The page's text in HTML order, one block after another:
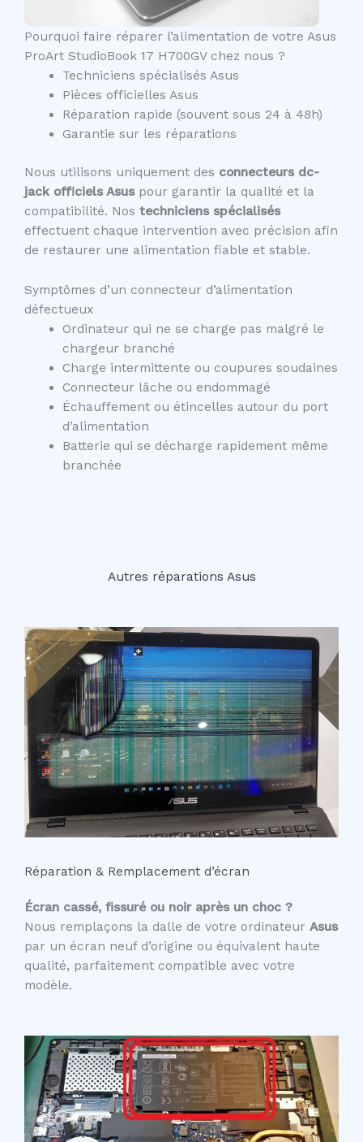
Pourquoi faire réparer l’alimentation de votre Asus
ProArt StudioBook 17 H700GV chez nous ?
Techniciens spécialisés Asus
Pièces officielles Asus
Réparation rapide (souvent sous 24 à 48h)
Garantie sur les réparations
Nous utilisons uniquement des connecteurs dc-
jack officiels Asuspour garantir la qualité et la
compatibilité. Nos techniciens spécialisés
effectuent chaque intervention avec précision afin
de restaurer une alimentation fiable et stable.
Symptômes d’un connecteur d’alimentation
défectueux
Ordinateur qui ne se charge pas malgré le
chargeur branché
Charge intermittente ou coupures soudaines
Connecteur lâche ou endommagé
Échauffement ou étincelles autour du port
d’alimentation
Batterie qui se décharge rapidement même
branchée
Autres réparations Asus
Réparation & Remplacement d’écran
Écran cassé, fissuré ou noir après un choc ?
Nous remplaçons la dalle de votre ordinateur Asus
par un écran neuf d’origine ou équivalent haute
qualité, parfaitement compatible avec votre
modèle.